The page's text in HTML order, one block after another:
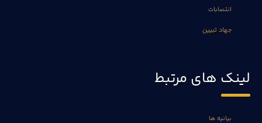
انتصابات
جهاد تبیین
لینک های مرتبط
بیانیه ها